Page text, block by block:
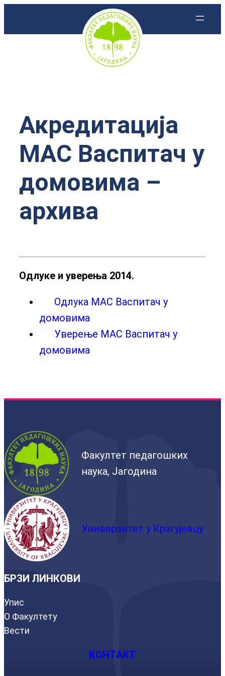
Акредитација
МАС Васпитач у
домовима –
архива
Одлуке и уверења 2014.
Одлука МАС Васпитач у
домовима
Уверење МАС Васпитач у
домовима
Факултет педагошких
наука, Јагодина
Универзитет у Крагујевцу
БРЗИ ЛИНКОВИ
Упис
О Факултету
Вести
КОНТАКТ